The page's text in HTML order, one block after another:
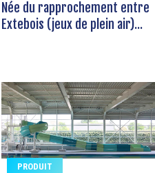
Née du rapprochement entre
Extebois (jeux de plein air)...
PRODUIT